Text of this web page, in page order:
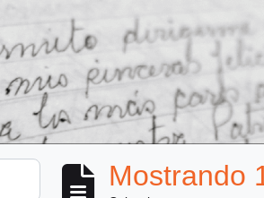
Mostrando